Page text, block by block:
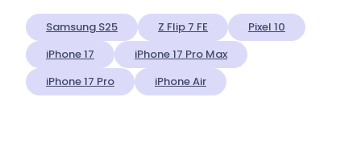
Samsung S25 Z Flip 7 FE
Pixel 10
iPhone 17
iPhone 17 Pro Max
iPhone 17 Pro
iPhone Air